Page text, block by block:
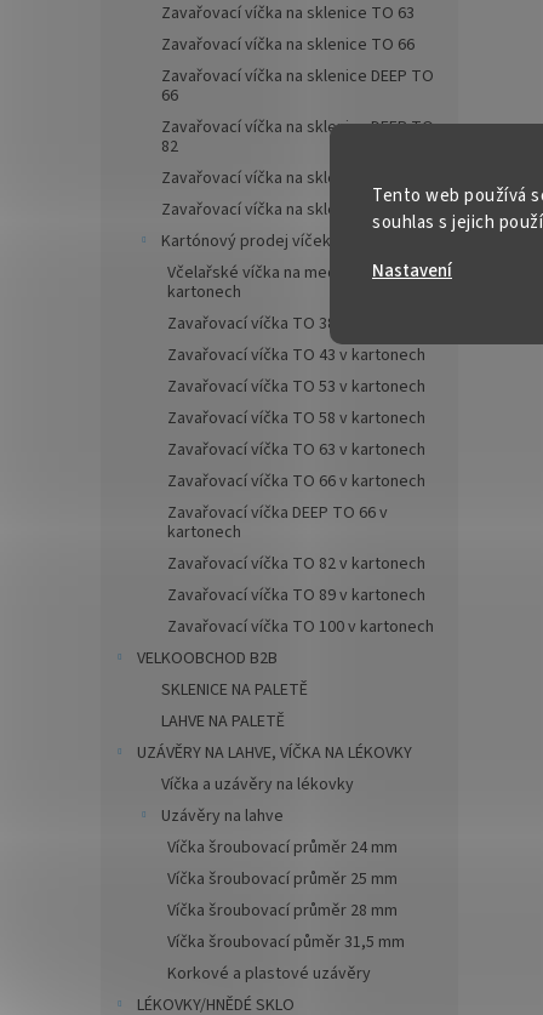
Tento web používá
souhlas s jejich
Nastavení
Zavařovací víčka na sklenice TO 63
Zavařovací víčka na sklenice TO 66
Zavařovací víčka na sklenice DEEP TO
66
Zavařovací víčka na sklenice DEEP TO
82
Zavařovací víčka na sklenice TO 89
Zavařovací víčka na sklenice TO 100
Kartónový prodej víček Twist Off
Včelařské víčka na med TO 82 v
kartonech
Zavařovací víčka TO 38 v kartonech
Zavařovací víčka TO 43 v kartonech
Zavařovací víčka TO 53 v kartonech
Zavařovací víčka TO 58 v kartonech
Zavařovací víčka TO 63 v kartonech
Zavařovací víčka TO 66 v kartonech
Zavařovací víčka DEEP TO 66 v
kartonech
Zavařovací víčka TO 82 v kartonech
Zavařovací víčka TO 89 v kartonech
Zavařovací víčka TO 100 v kartonech
VELKOOBCHOD B2B
SKLENICE NA PALETĚ
LAHVE NA PALETĚ
UZÁVĚRY NA LAHVE, VÍČKA NA LÉKOVKY
Víčka a uzávěry na lékovky
Uzávěry na lahve
Víčka šroubovací průměr 24 mm
Víčka šroubovací průměr 25 mm
Víčka šroubovací průměr 28 mm
Víčka šroubovací půměr 31,5 mm
Korkové a plastové uzávěry
LÉKOVKY/HNĚDÉ SKLO